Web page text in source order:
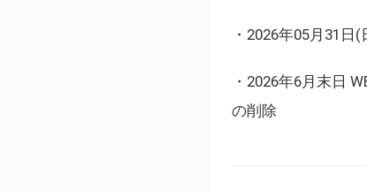
・2026年05月31
・2026年6月末日
の削除